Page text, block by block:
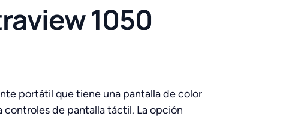
1050
portátil que tiene una pantalla de color
controles de pantalla táctil. La opción